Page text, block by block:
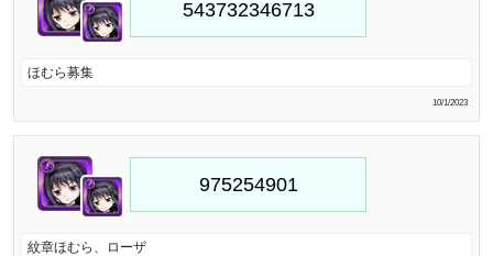
ほむら募集
10/1/2023
紋章ほむら、ローザ